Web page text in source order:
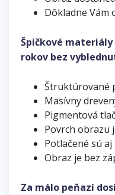
Dôkladne Vám
Špičkové
rokov bez
Štruktúrované
Masívny
Pigmentová
Povrch obrazu
Potlačené sú
Obraz je bez
Za málo peňazí